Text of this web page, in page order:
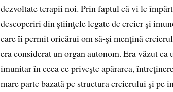
dezvoltate terapii noi. Prin faptul că vi le
descoperiri din ştiinţele legate de creier şi
care îi permit oricărui om să‑şi menţină
era considerat un organ autonom. Era văzut
imu­nitar în ceea ce priveşte apărarea,
mare parte bazată pe structura cre­ierului şi pe